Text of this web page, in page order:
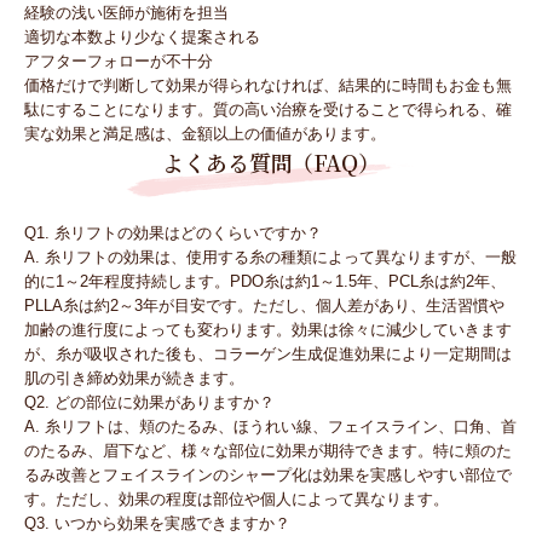
経験の浅い医師が施術を担当
適切な本数より少なく提案される
アフターフォローが不十分
価格だけで判断して効果が得られなければ、結果的に時間もお金も無
駄にすることになります。質の高い治療を受けることで得られる、確
実な効果と満足感は、金額以上の価値があります。
よくある質問（FAQ）
Q1. 糸リフトの効果はどのくらいですか？
A. 糸リフトの効果は、使用する糸の種類によって異なりますが、一般
的に1～2年程度持続します。PDO糸は約1～1.5年、PCL糸は約2年、
PLLA糸は約2～3年が目安です。ただし、個人差があり、生活習慣や
加齢の進行度によっても変わります。効果は徐々に減少していきます
が、糸が吸収された後も、コラーゲン生成促進効果により一定期間は
肌の引き締め効果が続きます。
Q2. どの部位に効果がありますか？
A. 糸リフトは、頬のたるみ、ほうれい線、フェイスライン、口角、首
のたるみ、眉下など、様々な部位に効果が期待できます。特に頬のた
るみ改善とフェイスラインのシャープ化は効果を実感しやすい部位で
す。ただし、効果の程度は部位や個人によって異なります。
Q3. いつから効果を実感できますか？